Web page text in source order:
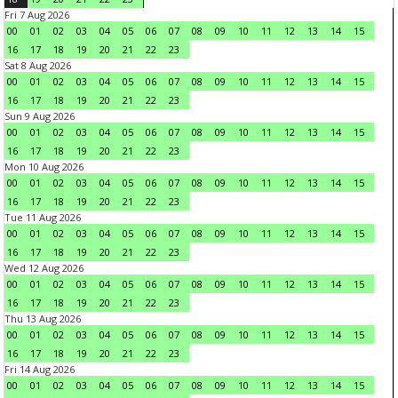
Fri 7 Aug 2026
00
01 02 03 04 05 06 07 08 09 10 11 12 13 14
15
16
17 18 19 20 21 22
23
Sat 8 Aug 2026
00
01 02 03 04 05 06 07 08 09 10 11 12 13 14
15
16
17 18 19 20 21 22
23
Sun 9 Aug 2026
00
01 02 03 04 05 06 07 08 09 10 11 12 13 14
15
16
17 18 19 20 21 22
23
Mon 10 Aug 2026
00
01 02 03 04 05 06 07 08 09 10 11 12 13 14
15
16
17 18 19 20 21 22
23
Tue 11 Aug 2026
00
01 02 03 04 05 06 07 08 09 10 11 12 13 14
15
16
17 18 19 20 21 22
23
Wed 12 Aug 2026
00
01 02 03 04 05 06 07 08 09 10 11 12 13 14
15
16
17 18 19 20 21 22
23
Thu 13 Aug 2026
00
01 02 03 04 05 06 07 08 09 10 11 12 13 14
15
16
17 18 19 20 21 22
23
Fri 14 Aug 2026
00
01 02 03 04 05 06 07 08 09 10 11 12 13 14
15